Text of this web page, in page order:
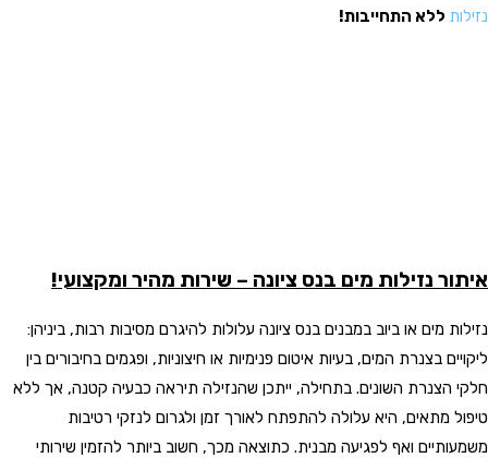
נזילות ללא התחייבות!
איתור נזילות מים בנס ציונה – שירות מהיר ומקצועי!
נזילות מים או ביוב במבנים בנס ציונה עלולות להיגרם מסיבות רבות, ביניהן:
ליקויים בצנרת המים, בעיות איטום פנימיות או חיצוניות, ופגמים בחיבורים בין
חלקי הצנרת השונים. בתחילה, ייתכן שהנזילה תיראה כבעיה קטנה, אך ללא
טיפול מתאים, היא עלולה להתפתח לאורך זמן ולגרום לנזקי רטיבות
משמעותיים ואף לפגיעה מבנית. כתוצאה מכך, חשוב ביותר להזמין שירותי